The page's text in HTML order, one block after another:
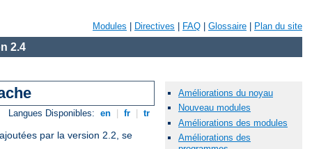
Modules Directives FAQ Glossaire Plan du site
2.4
Langues Disponibles: en fr tr
par la version 2.2, se
Améliorations du noyau
Nouveau modules
Améliorations des modules
Améliorations des